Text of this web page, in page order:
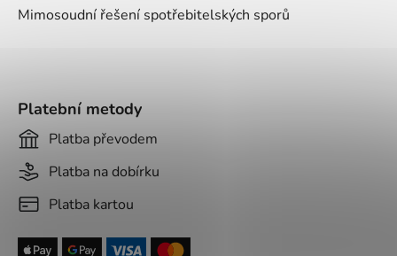
Mimosoudní řešení spotřebitelských sporů
Platební metody
Platba převodem
Platba na dobírku
Platba kartou